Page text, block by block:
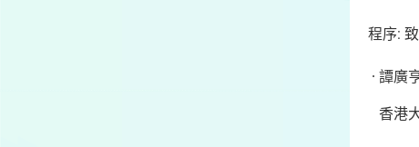
程序:
譚廣
香港